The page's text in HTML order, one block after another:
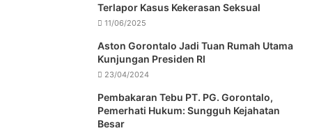
Terlapor Kasus Kekerasan Seksual
11/06/2025
Aston Gorontalo Jadi Tuan Rumah Utama
Kunjungan Presiden RI
23/04/2024
Pembakaran Tebu PT. PG. Gorontalo,
Pemerhati Hukum: Sungguh Kejahatan
Besar